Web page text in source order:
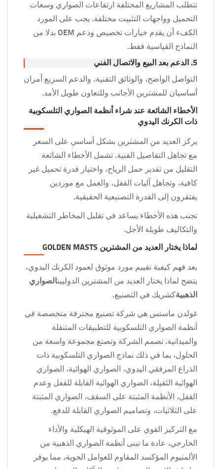
تتطلب المشاريع المختلفة ارتفاعات الصواري وسعات
التحميل وواجهات التثبيت مختلفة. يجب على المورد
الكفء أن يقدم خيارات تخصيص ودعم OEM بدلا من
النماذج القياسية فقط.
5. الدعم بعد البيع والاتصال الفني
التواصل الواضح، والوثائق التقنية، والدعم السريع أمران
أساسيان للمشترين الأجانب وللتعاون طويل الأمد.
الأخطاء الشائعة عند شراء أنظمة الصواري التلسكوبية
ذات الكرنك اليدوي
يركز العديد من المشترين بشكل أساسي على السعر
مع تجاهل التفاصيل الفنية. تشمل الأخطاء الشائعة
التقليل من تقدير حمل الرياح، واختيار قدرة تحميل غير
كافية، وتجاهل آليات القفل، والعمل مع موردين
يفتقرون إلى القدرة التصنيعية الحقيقية.
تجنب هذه الأخطاء يساعد في تقليل المخاطر التشغيلية
والتكاليف طويلة الأجل.
لماذا يختار العديد من المشترين GOLDEN MASTS
بعد فهم كيفية تقييم مورد موثوق لعمود الكرنك اليدوي،
يتضح لماذا يختار العديد من المشترين الدوليينالصواري
الذهبيةكشريك في التصنيع.
غولدن ماستس هي شركة تصنيع محترفة متخصصة في
أنظمة الصواري التلسكوبية للتطبيقات المتنقلة
والميدانية. تصمم الشركة وتصنع مجموعة واسعة من
الحلول، بما في ذلك نماذج الصواري التلسكوبية ذات
الذراع المرفقي اليدوي، الصواري الهوائية، الصواري
الهوائية الثقيلة، الصواري الهوائية القابلة للقفل وعدم
القفل، الأنظمة المثبتة على السقف، الصواري المثبتة
على الثلاثيات، وتصاميم الصواري القابلة للدفع.
مع التركيز القوي على الموثوقية الهيكلية والأداء
الخارجي، عادة ما تبنى أنظمة الصواري الذهبية من
الألمنيوم المؤكسد المقاوم للعوامل الجوية، مما يوفر